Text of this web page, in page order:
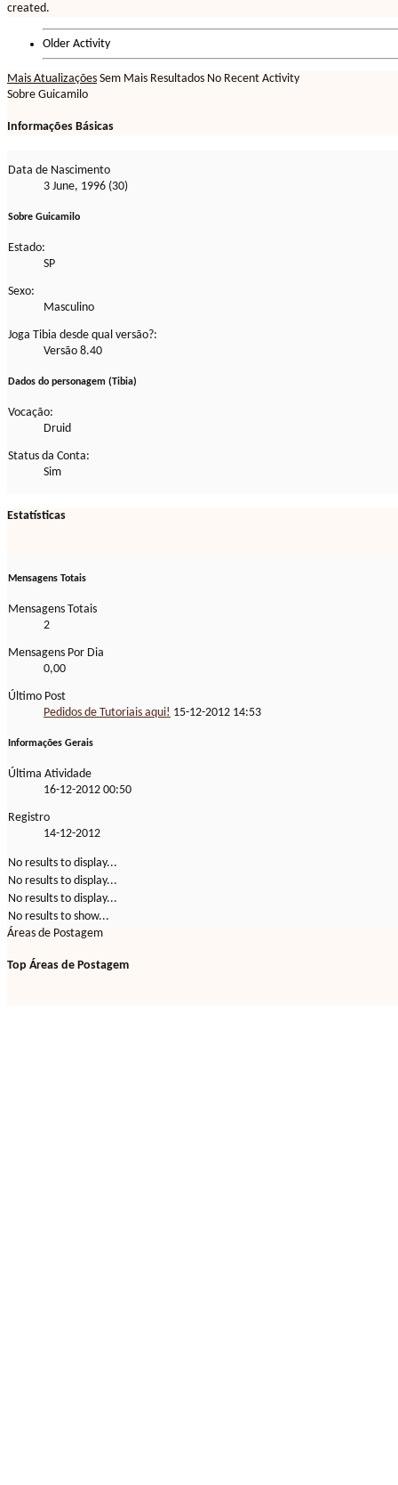
created.
Older Activity
Mais Atualizações Sem Mais Resultados No Recent Activity
Sobre Guicamilo
Informações Básicas
Data de Nascimento
3 June, 1996 (30)
Sobre Guicamilo
Estado:
SP
Sexo:
Masculino
Joga Tibia desde qual versão?:
Versão 8.40
Dados do personagem (Tibia)
Vocação:
Druid
Status da Conta:
Sim
Estatísticas
Mensagens Totais
Mensagens Totais
2
Mensagens Por Dia
0,00
Último Post
Pedidos de Tutoriais aqui! 15-12-2012 14:53
Informações Gerais
Última Atividade
16-12-2012 00:50
Registro
14-12-2012
No results to display...
No results to display...
No results to display...
No results to show...
Áreas de Postagem
Top Áreas de Postagem